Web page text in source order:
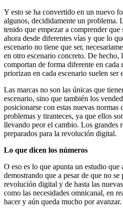
Y esto se ha convertido en un nuevo
algunos, decididamente un problema.
tenido que empezar a comprender que
ahora desde diferentes vías y que lo
escenario no tiene que ser,
en otro escenario concreto. De hecho,
comportan de forma diferente en cada
priorizan en cada escenario suelen ser
Las marcas no son las únicas que
escenario, sino que también los
posicionarse con estas nuevas
problemas y tiranteces, ya que ellos
llevando peor el cambio. Los grandes
preparados para la revolución digital.
Lo que dicen los números
O eso es lo que apunta un estudio que
demostrando que a pesar de que no se
revolución digital y de hasta las
como las necesidades omnicanal, en
hacer y aún queda mucho por avanzar.